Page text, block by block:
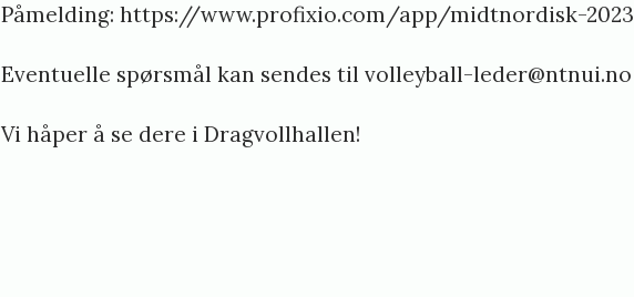
Påmelding: https://www.profixio.com/app/midtnordisk-2023
Eventuelle spørsmål kan sendes til volleyball-leder@ntnui.no
Vi håper å se dere i Dragvollhallen!